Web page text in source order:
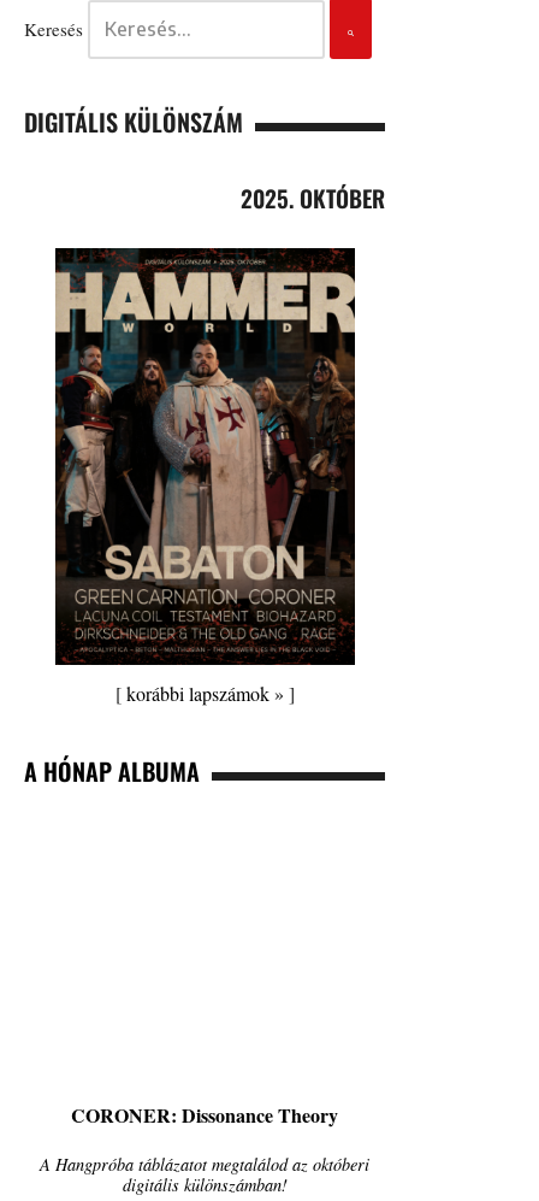
Keresés
DIGITÁLIS KÜLÖNSZÁM
2025. OKTÓBER
[korábbi lapszámok » ]
A HÓNAP ALBUMA
CORONER: Dissonance Theory
A Hangpróba táblázatot megtalálod az októberi
digitális különszámban!